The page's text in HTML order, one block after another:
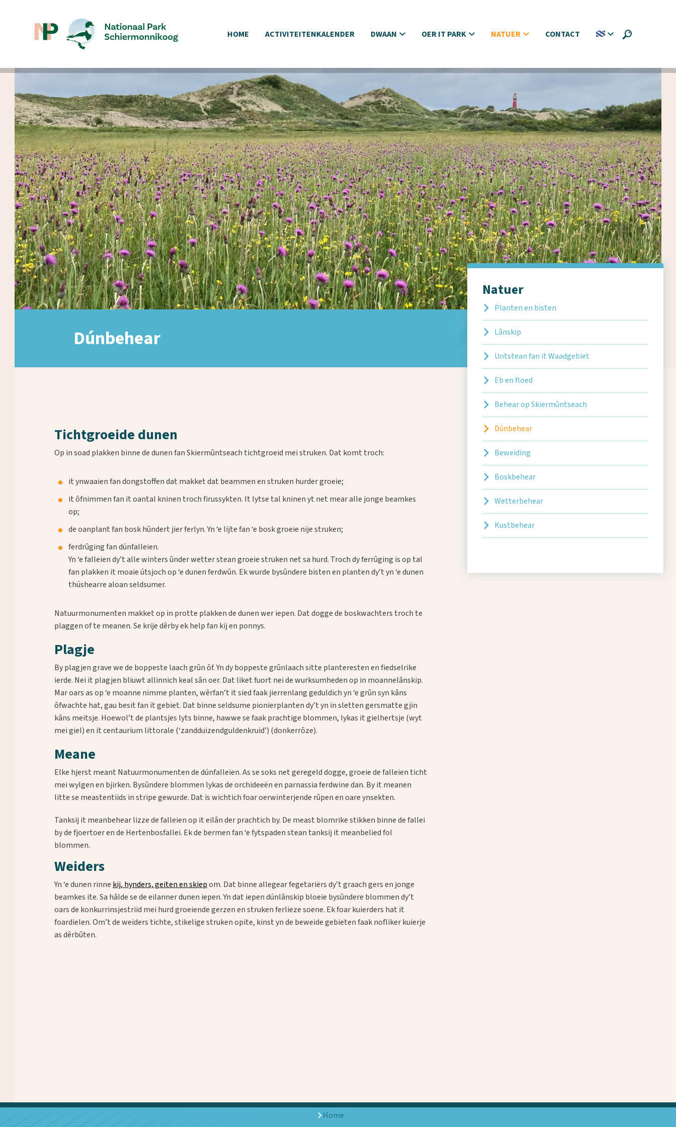
HOME ACTIVITEITENKALENDER DWAAN OER IT PARK NATUER CONTACT
Dúnbehear
Tichtgroeide dunen
Op in soad plakken binne de dunen fan Skiermûntseach tichtgroeid mei struken. Dat komt troch:
it ynwaaien fan dongstoffen dat makket dat beammen en struken hurder groeie;
it ôfnimmen fan it oantal kninen troch firussykten. It lytse tal kninen yt net mear alle jonge beamkes
op;
de oanplant fan bosk hûndert jier ferlyn. Yn ‘e lijte fan ‘e bosk groeie nije struken;
ferdrûging fan dúnfalleien.
Yn ‘e falleien dy’t alle winters ûnder wetter stean groeie struken net sa hurd. Troch dy ferrûging is op tal
fan plakken it moaie útsjoch op ‘e dunen ferdwûn. Ek wurde bysûndere bisten en planten dy’t yn ‘e dunen
thúshearre aloan seldsumer.
Natuurmonumenten makket op in protte plakken de dunen wer iepen. Dat dogge de boskwachters troch te
plaggen of te meanen. Se krije dêrby ek help fan kij en ponnys.
Plagje
By plagjen grave we de boppeste laach grûn ôf. Yn dy boppeste grûnlaach sitte planteresten en fiedselrike
ierde. Nei it plagjen bliuwt allinnich keal sân oer. Dat liket fuort nei de wurksumheden op in moannelânskip.
Mar oars as op ‘e moanne nimme planten, wêrfan’t it sied faak jierrenlang geduldich yn ‘e grûn syn kâns
ôfwachte hat, gau besit fan it gebiet. Dat binne seldsume pionierplanten dy’t yn in sletten gersmatte gjin
kâns meitsje. Hoewol’t de plantsjes lyts binne, hawwe se faak prachtige blommen, lykas it gielhertsje (wyt
mei giel) en it centaurium littorale (‘zandduizendguldenkruid’) (donkerrôze).
Meane
Elke hjerst meant Natuurmonumenten de dúnfalleien. As se soks net geregeld dogge, groeie de falleien ticht
mei wylgen en bjirken. Bysûndere blommen lykas de orchideeën en parnassia ferdwine dan. By it meanen
litte se meastentiids in stripe gewurde. Dat is wichtich foar oerwinterjende rûpen en oare ynsekten.
Tanksij it meanbehear lizze de falleien op it eilân der prachtich by. De meast blomrike stikken binne de fallei
by de fjoertoer en de Hertenbosfallei. Ek de bermen fan ‘e fytspaden stean tanksij it meanbelied fol
blommen.
Weiders
Yn ‘e dunen rinne kij, hynders, geiten en skiepom. Dat binne allegear fegetariërs dy’t graach gers en jonge
beamkes ite. Sa hâlde se de eilanner dunen iepen. Yn dat iepen dúnlânskip bloeie bysûndere blommen dy’t
oars de konkurrinsjestriid mei hurd groeiende gerzen en struken ferlieze soene. Ek foar kuierders hat it
foardielen. Om’t de weiders tichte, stikelige struken opite, kinst yn de beweide gebieten faak nofliker kuierje
as dêrbûten.
Natuer
Planten en bisten
Lânskip
Untstean fan it Waadgebiet
Eb en floed
Behear op Skiermûntseach
Dúnbehear
Beweiding
Boskbehear
Wetterbehear
Kustbehear
Home